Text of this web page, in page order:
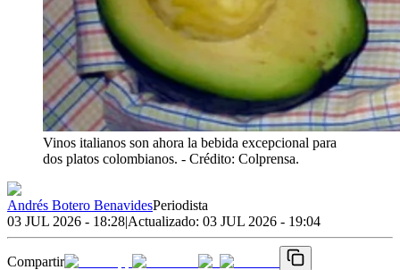
Vinos italianos son ahora la bebida excepcional para
dos platos colombianos. - Crédito: Colprensa.
Andrés Botero BenavidesPeriodista
03 JUL 2026 - 18:28|Actualizado: 03 JUL 2026 - 19:04
Compartir